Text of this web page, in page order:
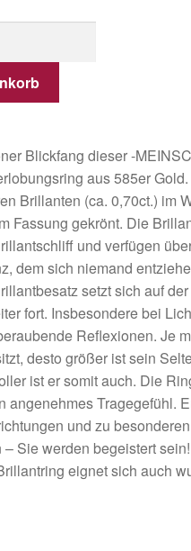
Blickfang dieser -
aus 585er
Brillanten (ca. 0,70ct.) im
Fassung gekrönt. Die
und verfügen
dem sich niemand
setzt sich auf der
fort. Insbesondere bei
Reflexionen. Je
desto größer ist sein
ist er somit auch. Die
angenehmes Tragegefühl.
und zu besonderen
– Sie werden begeistert
eignet sich auch